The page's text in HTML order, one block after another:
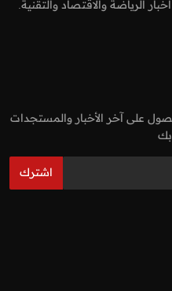
الرياضة والاقتصاد والتقنية.
على آخر الأخبار والمستجدات
بك
اشترك